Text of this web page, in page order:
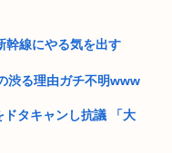
幹線にやる気を出す
渋る理由ガチ不明www
タキャンし抗議 「大